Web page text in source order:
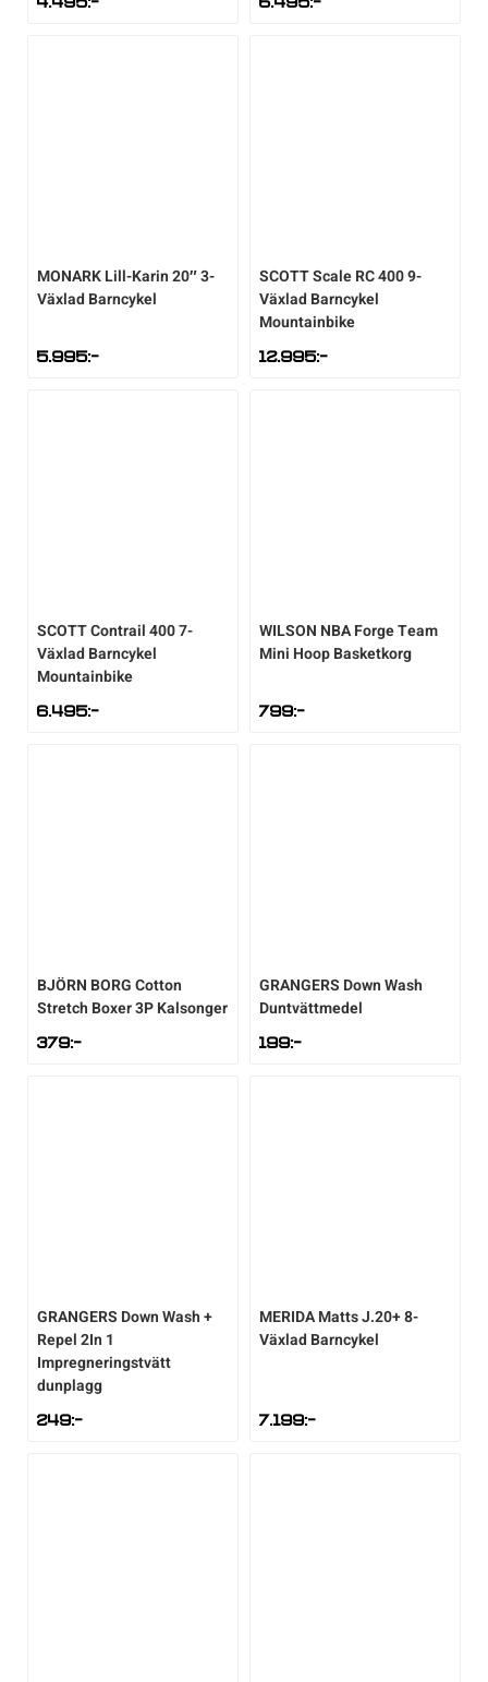
MONARKLill-Karin 20″ 3-
Växlad Barncykel
5.995:-
SCOTTScale RC 400 9-
Växlad Barncykel
Mountainbike
12.995:-
SCOTTContrail 400 7-
Växlad Barncykel
Mountainbike
6.495:-
WILSON NBA Forge Team
Mini Hoop Basketkorg
799:-
BJÖRN BORGCotton
Stretch Boxer 3P Kalsonger
379:-
GRANGERS Down Wash
Duntvättmedel
199:-
GRANGERS Down Wash +
Repel 2In 1
Impregneringstvätt
dunplagg
249:-
MERIDAMatts J.20+ 8-
Växlad Barncykel
7.199:-